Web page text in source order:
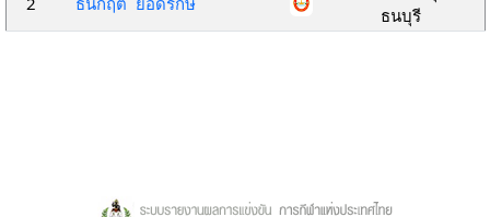
ธนบุรี